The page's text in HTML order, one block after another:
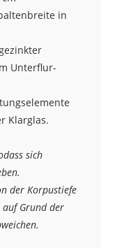
in
Unterflur-
Klarglas.
sich
der Korpustiefe
auf Grund der